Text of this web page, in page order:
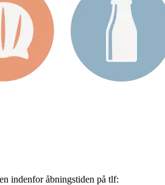
indenfor åbningstiden på tlf: